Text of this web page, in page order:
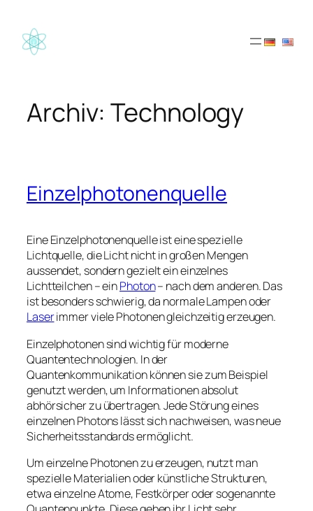
Inhalt
springen
Archiv:Technology
Einzelphotonenquelle
Eine Einzelphotonenquelle ist eine spezielle
Lichtquelle, die Licht nicht in großen Mengen
aussendet, sondern gezielt ein einzelnes
Lichtteilchen – einPhoton– nach dem anderen. Das
ist besonders schwierig, da normale Lampen oder
Laserimmer viele Photonen gleichzeitig erzeugen.
Einzelphotonen sind wichtig für moderne
Quantentechnologien. In der
Quantenkommunikation können sie zum Beispiel
genutzt werden, um Informationen absolut
abhörsicher zu übertragen. Jede Störung eines
einzelnen Photons lässt sich nachweisen, was neue
Sicherheitsstandards ermöglicht.
Um einzelne Photonen zu erzeugen, nutzt man
spezielle Materialien oder künstliche Strukturen,
etwa einzelne Atome, Festkörper oder sogenannte